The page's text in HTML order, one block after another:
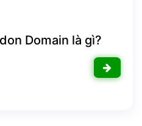
Domain là gì?